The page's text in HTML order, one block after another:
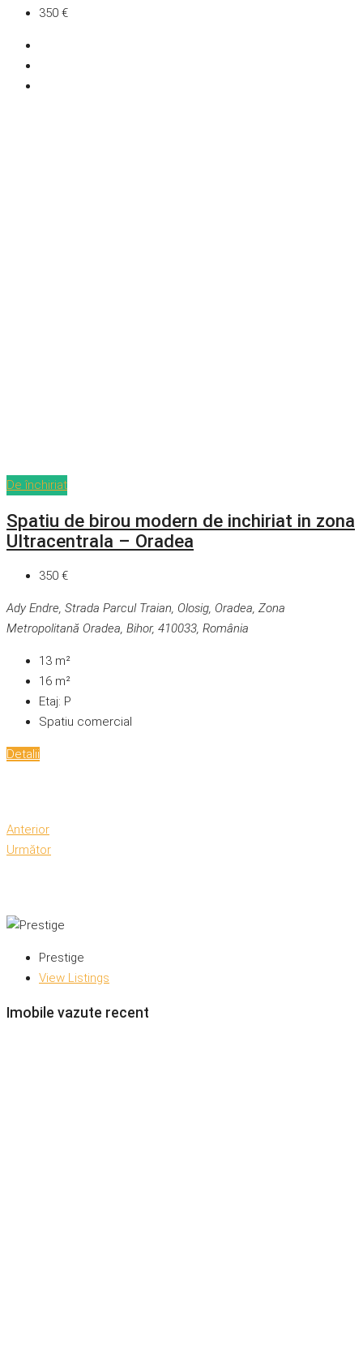
350 €
De închiriat
Spatiu de birou modern de inchiriat in zona
Ultracentrala – Oradea
350 €
Ady Endre, Strada Parcul Traian, Olosig, Oradea, Zona
Metropolitană Oradea, Bihor, 410033, România
13 m²
16 m²
Etaj: P
Spatiu comercial
Detalii
Anterior
Următor
Prestige
View Listings
Imobile vazute recent